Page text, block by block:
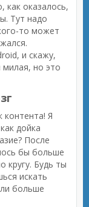
как оказалось,
Тут надо
то может
и скажу,
милая, но это
контента! Я
дойка
После
бы больше
кругу. Будь ты
искать
больше